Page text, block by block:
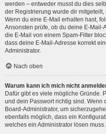
werden – entweder musst du dies
der Registrierung wurde dir
Wenn du eine E-Mail erhalten hast,
Ansonsten prüfe, ob du deine E-
die E-Mail von einem Spam-Filter
dass deine E-Mail-Adresse korrekt
Administrator.
Nach oben
Warum kann ich mich nicht
Dafür gibt es viele mögliche Gründe.
und dein Passwort richtig sind. Wenn
Board-Administrator, um
ebenfalls möglich, dass ein
welches ein Administrator lösen muss.